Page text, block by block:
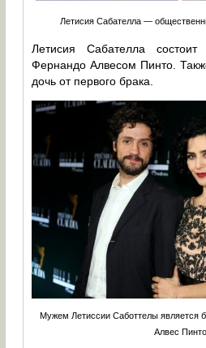
Летисия Сабателла —
Летисия Сабателла
Фернандо Алвесом Пинто.
дочь от первого брака.
Мужем Летиссии Саботтелы является
Алвес Пинто